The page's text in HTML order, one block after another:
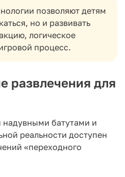
позволяют детям
но и развивать
логическое
процесс.
развлечения для
батутами и
реальности доступен
«переходного